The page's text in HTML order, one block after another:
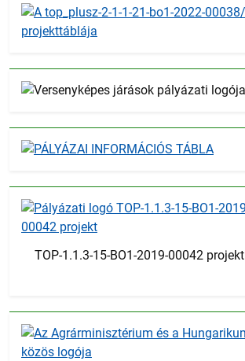
TOP-1.1.3-15-BO1-2019-00042 projekt